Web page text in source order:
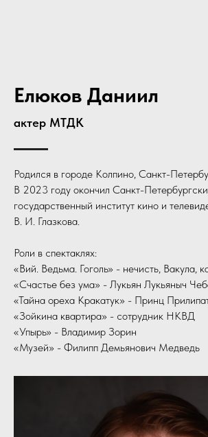
Елюков Даниил
актер МТДК
Родился в городе Колпино, Санкт-
В 2023 году окончил Санкт-
государственный институт кино и
В. И. Глазкова.
Роли в спектаклях:
«Вий. Ведьма. Гоголь» - нечисть, Вакула,
«Счастье без ума» - Лукьян Лукьяныч
«Тайна ореха Кракатук» - Принц
«Зойкина квартира» - сотрудник НКВД
«Упырь» - Владимир Зорин
«Музей» - Филипп Демьянович Медведь